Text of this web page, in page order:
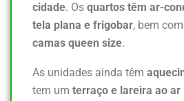
cidade. Os quartos têm ar-
tela plana e frigobar, bem
camas queen size.
As unidades ainda têm
tem um terraço e lareira ao ar